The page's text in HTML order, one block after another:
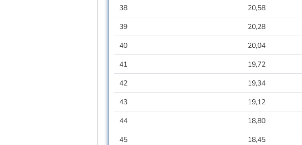
38
20,58
39
20,28
40
20,04
41
19,72
42
19,34
43
19,12
44
18,80
45
18,45